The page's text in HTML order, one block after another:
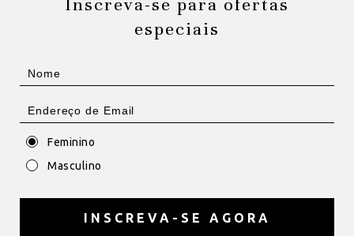
Inscreva-se para ofertas
especiais
Feminino
Masculino
INSCREVA-SE AGORA